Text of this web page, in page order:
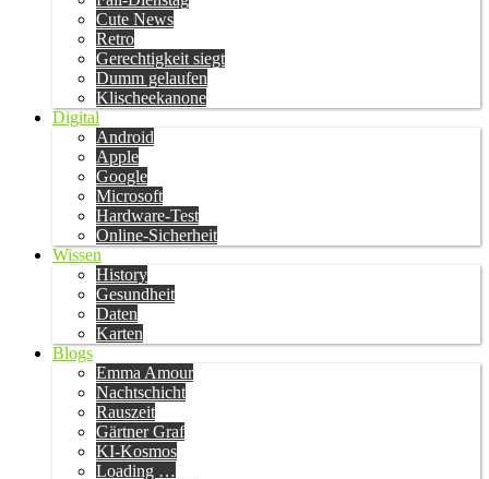
Cute News
Retro
Gerechtigkeit siegt
Dumm gelaufen
Klischeekanone
Digital
Android
Apple
Google
Microsoft
Hardware-Test
Online-Sicherheit
Wissen
History
Gesundheit
Daten
Karten
Blogs
Emma Amour
Nachtschicht
Rauszeit
Gärtner Graf
KI-Kosmos
Loading …